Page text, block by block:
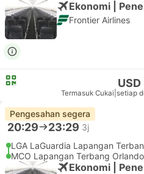
Ekonomi |
Frontier Airlines
Termasuk Cukai setiap
Pengesahan segera
20:29 23:29 3j
LGA LaGuardia Lapangan
MCO Lapangan Terbang Orlando
Ekonomi |